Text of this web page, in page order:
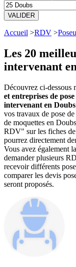
VALIDER
Accueil >RDV >
Les 20
intervenant
Découvrez ci-dessous
et entreprises de
intervenant en
vos travaux de pose
de moquettes en
RDV" sur les fiches de
pourrez directement
Vous avez également
demander plusieurs
recevoir différents
comparer les devis
seront proposés.